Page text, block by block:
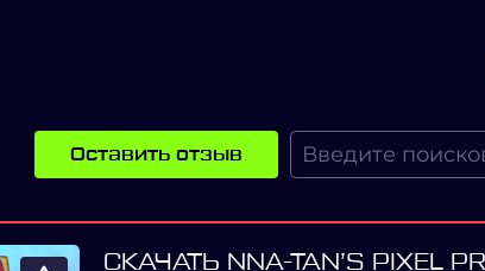
Оставить отзыв
СКАЧАТЬ NNA-TAN’S PIXEL